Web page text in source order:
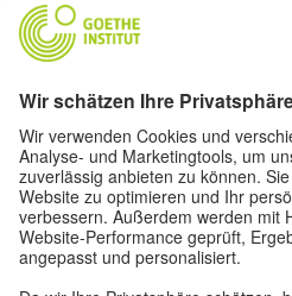
Über uns
Autor*innen